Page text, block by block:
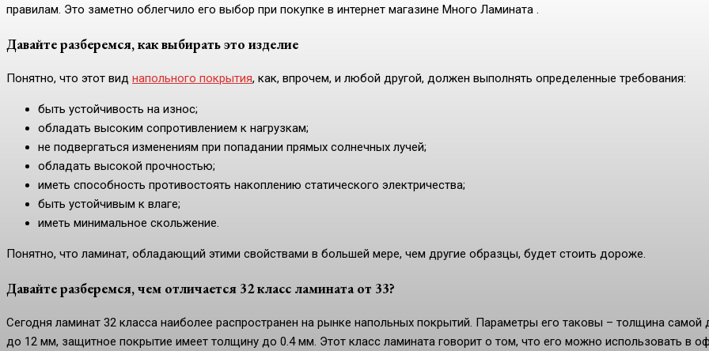
правилам. Это заметно облегчило его выбор при покупке в интернет магазине Много Ламината .
Давайте разберемся, как выбирать это изделие
Понятно, что этот вид напольного покрытия, как, впрочем, и любой другой, должен выполнять определенные требования:
быть устойчивость на износ;
обладать высоким сопротивлением к нагрузкам;
не подвергаться изменениям при попадании прямых солнечных лучей;
обладать высокой прочностью;
иметь способность противостоять накоплению статического электричества;
быть устойчивым к влаге;
иметь минимальное скольжение.
Понятно, что ламинат, обладающий этими свойствами в большей мере, чем другие образцы, будет стоить дороже.
Давайте разберемся, чем отличается 32 класс ламината от 33?
Сегодня ламинат 32 класса наиболее распространен на рынке напольных покрытий. Параметры его таковы – толщина самой
до 12 мм, защитное покрытие имеет толщину до 0.4 мм. Этот класс ламината говорит о том, что его можно использовать в